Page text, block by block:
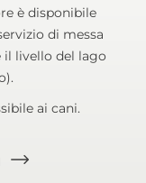
è disponibile
di messa
il livello del lago
ai cani.